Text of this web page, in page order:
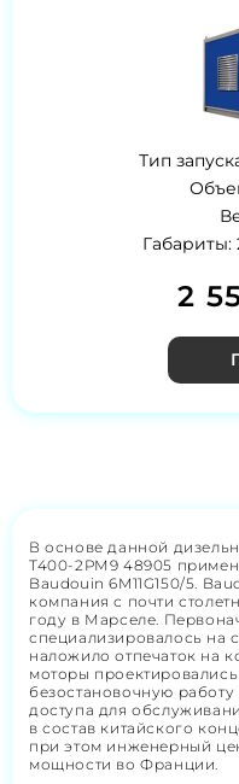
Тип
Габариты:
2
В основе данной
Т400-2РМ9 48905
Baudouin 6M11G150/5.
компания с почти
году в Марселе.
специализировалось на
наложило отпечаток на
моторы
безостановочную
доступа для
в состав китайского
при этом инженерный
мощности во Франции.